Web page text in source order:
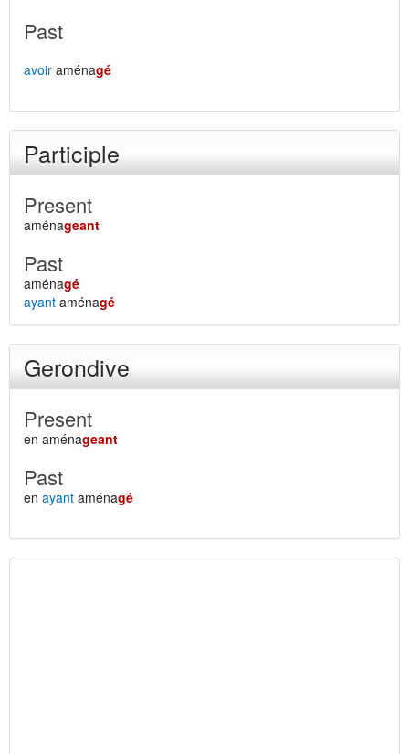
Past
avoir aménagé
Participle
Present
aménageant
Past
aménagé
ayant aménagé
Gerondive
Present
en aménageant
Past
en ayant aménagé